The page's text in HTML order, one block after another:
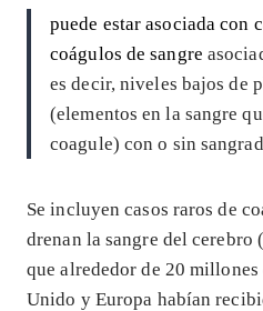
puede estar asociada con
coágulos de sangre
es decir, niveles bajos de
(elementos en la sangre
coagule) con o sin
Se incluyen casos raros de
drenan la sangre del cerebro
que alrededor de 20 millones
Unido y Europa habían